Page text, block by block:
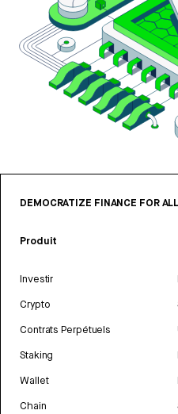
DEMOCRATIZE FINANCE FOR
Produit
Investir
Crypto
Contrats Perpétuels
Staking
Wallet
Chain